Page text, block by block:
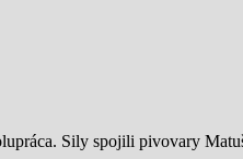
Sily spojili pivovary